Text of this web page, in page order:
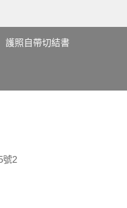
護照自帶切結書
號2